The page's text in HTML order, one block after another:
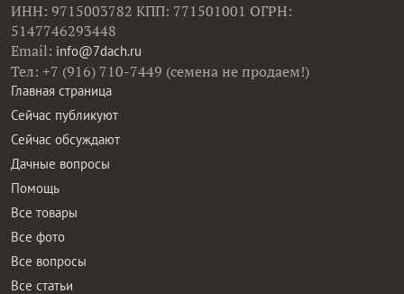
ИНН: 9715003782 КПП: 771501001 ОГРН:
5147746293448
Email: info@7dach.ru
Тел: +7 (916) 710-7449 (семена не продаем!)
Главная страница
Сейчас публикуют
Сейчас обсуждают
Дачные вопросы
Помощь
Все товары
Все фото
Все вопросы
Все статьи